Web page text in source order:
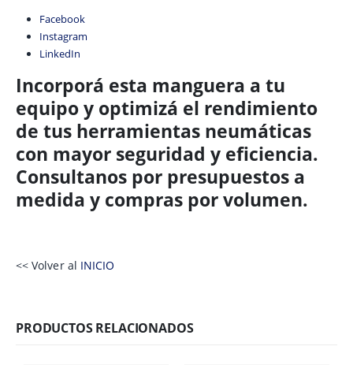
Facebook
Instagram
LinkedIn
Incorporá esta manguera a tu
equipo y optimizá el rendimiento
de tus herramientas neumáticas
con mayor seguridad y eficiencia.
Consultanos por presupuestos a
medida y compras por volumen.
<< Volver al INICIO
PRODUCTOS RELACIONADOS